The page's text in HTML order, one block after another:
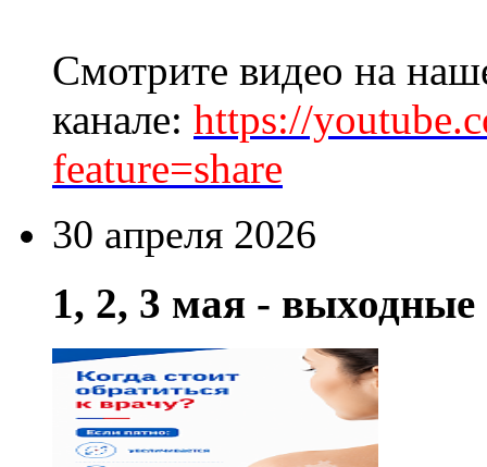
Смотрите видео на
канале: https://
feature=share
30 апреля 2026
1, 2, 3 мая -